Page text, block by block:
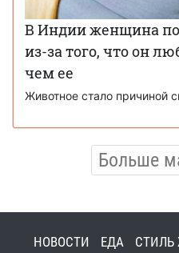
В Индии женщина
из-за того, что он
чем ее
Животное стало причиной
Больше
НОВОСТИ ЕДА